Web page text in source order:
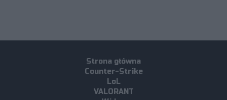
Strona główna
Counter-Strike
LoL
VALORANT